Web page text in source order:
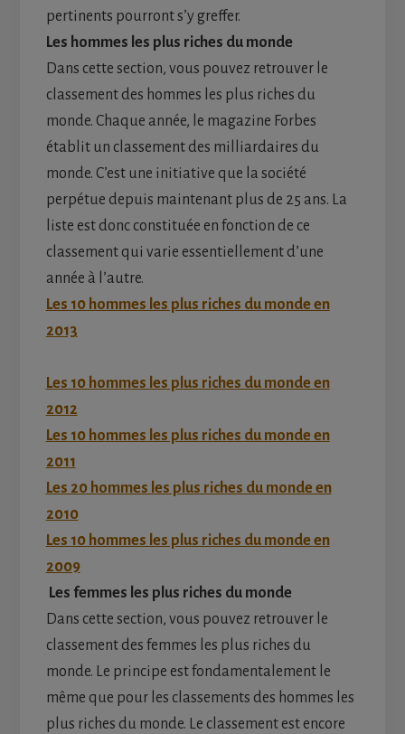
pertinents pourront s’y greffer.
Les hommes les plus riches du monde
Dans cette section, vous pouvez retrouver le
classement des hommes les plus riches du
monde. Chaque année, le magazine Forbes
établit un classement des milliardaires du
monde. C’est une initiative que la société
perpétue depuis maintenant plus de 25 ans. La
liste est donc constituée en fonction de ce
classement qui varie essentiellement d’une
année à l’autre.
Les 10 hommes les plus riches du monde en
2013
Les 10 hommes les plus riches du monde en
2012
Les 10 hommes les plus riches du monde en
2011
Les 20 hommes les plus riches du monde en
2010
Les 10 hommes les plus riches du monde en
2009
Les femmes les plus riches du monde
Dans cette section, vous pouvez retrouver le
classement des femmes les plus riches du
monde. Le principe est fondamentalement le
même que pour les classements des hommes les
plus riches du monde. Le classement est encore